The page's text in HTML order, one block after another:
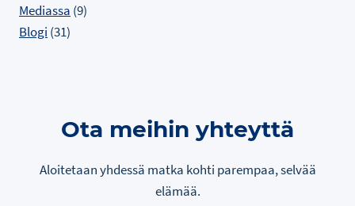
Mediassa (9)
Blogi (31)
Ota meihin yhteyttä
Aloitetaan yhdessä matka kohti parempaa, selvää
elämää.